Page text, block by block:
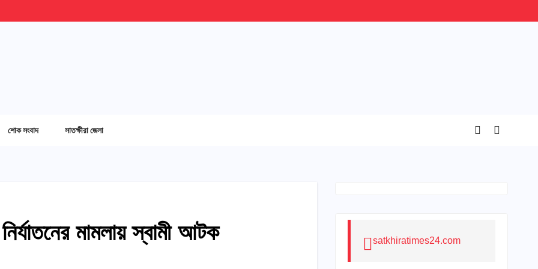
শোক সংবাদ সাতক্ষীরা জেলা
মামলায় স্বামী আটক satkhiratimes24.com